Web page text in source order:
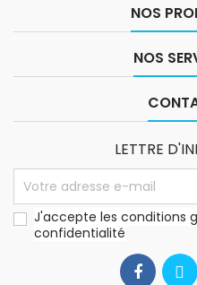
NOS
NOS
LETTRE
J'accepte les conditions
confidentialité